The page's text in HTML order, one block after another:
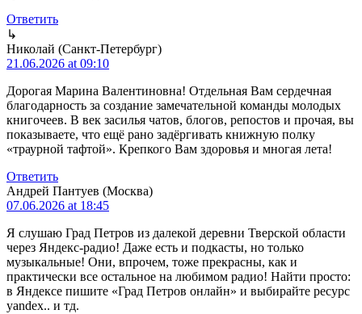
Ответить
↳
Николай (Санкт-Петербург)
21.06.2026 at 09:10
Дорогая Марина Валентиновна! Отдельная Вам сердечная
благодарность за создание замечательной команды молодых
книгочеев. В век засилья чатов, блогов, репостов и прочая, вы
показываете, что ещё рано задёргивать книжную полку
«траурной тафтой». Крепкого Вам здоровья и многая лета!
Ответить
Андрей Пантуев (Москва)
07.06.2026 at 18:45
Я слушаю Град Петров из далекой деревни Тверской области
через Яндекс-радио! Даже есть и подкасты, но только
музыкальные! Они, впрочем, тоже прекрасны, как и
практически все остальное на любимом радио! Найти просто:
в Яндексе пишите «Град Петров онлайн» и выбирайте ресурс
yandex.. и тд.